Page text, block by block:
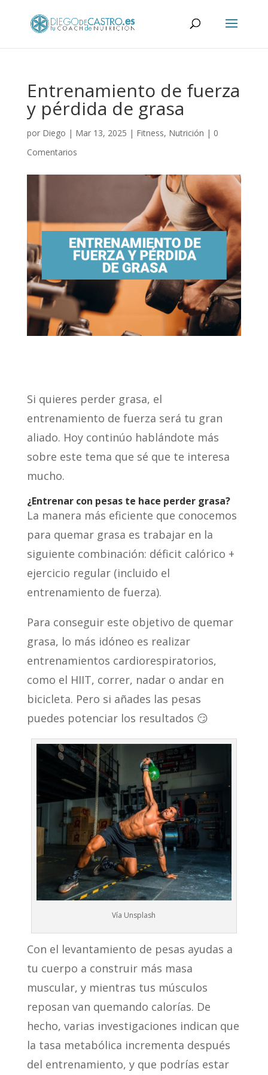
Entrenamiento de fuerza
y pérdida de grasa
por Diego | Mar 13, 2025 | Fitness, Nutrición | 0
Comentarios
Si quieres perder grasa, el
entrenamiento de fuerza será tu gran
aliado. Hoy continúo hablándote más
sobre este tema que sé que te interesa
mucho.
¿Entrenar con pesas te hace perder grasa?
La manera más eficiente que conocemos
para quemar grasa es trabajar en la
siguiente combinación: déficit calórico +
ejercicio regular (incluido el
entrenamiento de fuerza).
Para conseguir este objetivo de quemar
grasa, lo más idóneo es realizar
entrenamientos cardiorespiratorios,
como el HIIT, correr, nadar o andar en
bicicleta. Pero si añades las pesas
puedes potenciar los resultados 😏
Vía Unsplash
Con el levantamiento de pesas ayudas a
tu cuerpo a construir más masa
muscular, y mientras tus músculos
reposan van quemando calorías. De
hecho, varias investigaciones indican que
la tasa metabólica incrementa después
del entrenamiento, y que podrías estar